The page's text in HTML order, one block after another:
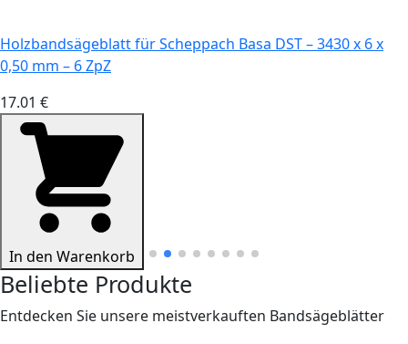
Holzbandsägeblatt für Scheppach Basa DST – 3430 x 6 x
0,50 mm – 6 ZpZ
17.01 €
In den Warenkorb
Beliebte Produkte
Entdecken Sie unsere meistverkauften Bandsägeblätter